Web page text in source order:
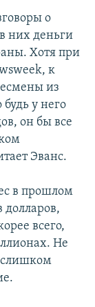
о
них деньги
Хотя при
к
из
у него
он бы все
Эванс.
в прошлом
долларов,
всего,
Не
слишком